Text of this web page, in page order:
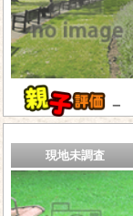
－
現地未調査